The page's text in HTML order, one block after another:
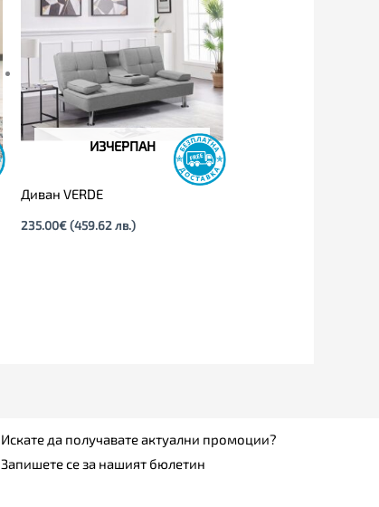
ИЗЧЕРПАН
Диван VERDE
235.00€ (459.62 лв.)
Искате да получавате актуални промоции?
Запишете се за нашият бюлетин